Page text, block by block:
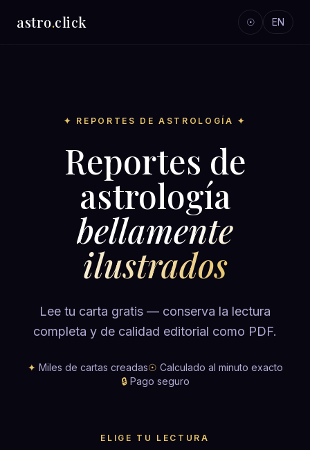
astro.click ☉ EN
✦ REPORTES DE ASTROLOGÍA ✦
Reportes de
astrología
bellamente
ilustrados
Lee tu carta gratis — conserva la lectura
completa y de calidad editorial como PDF.
✦ Miles de cartas creadas☉ Calculado al minuto exacto
🔒Pago seguro
ELIGE TU LECTURA